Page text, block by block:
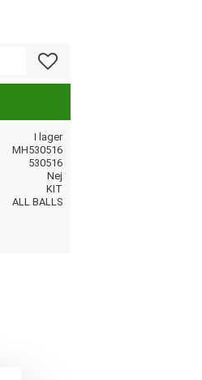
I lager
MH530516
530516
Nej
KIT
ALL BALLS